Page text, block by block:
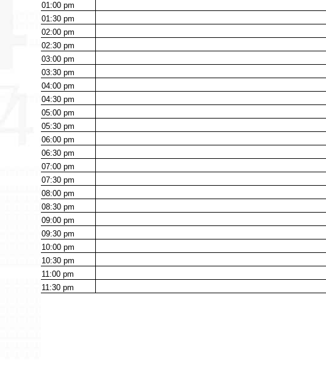
01:00pm
01:30pm
02:00pm
02:30pm
03:00pm
03:30pm
04:00pm
04:30pm
05:00pm
05:30pm
06:00pm
06:30pm
07:00pm
07:30pm
08:00pm
08:30pm
09:00pm
09:30pm
10:00pm
10:30pm
11:00pm
11:30pm